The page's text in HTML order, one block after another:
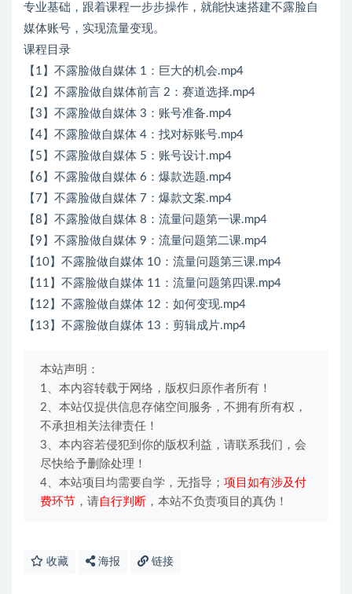
专业基础，跟着课程一步步操作，就能快速搭建不露脸自
媒体账号，实现流量变现。
课程目录
【1】不露脸做自媒体 1：巨大的机会.mp4
【2】不露脸做自媒体前言 2：赛道选择.mp4
【3】不露脸做自媒体 3：账号准备.mp4
【4】不露脸做自媒体 4：找对标账号.mp4
【5】不露脸做自媒体 5：账号设计.mp4
【6】不露脸做自媒体 6：爆款选题.mp4
【7】不露脸做自媒体 7：爆款文案.mp4
【8】不露脸做自媒体 8：流量问题第一课.mp4
【9】不露脸做自媒体 9：流量问题第二课.mp4
【10】不露脸做自媒体 10：流量问题第三课.mp4
【11】不露脸做自媒体 11：流量问题第四课.mp4
【12】不露脸做自媒体 12：如何变现.mp4
【13】不露脸做自媒体 13：剪辑成片.mp4
本站声明：
1、本内容转载于网络，版权归原作者所有！
2、本站仅提供信息存储空间服务，不拥有所有权，
不承担相关法律责任！
3、本内容若侵犯到你的版权利益，请联系我们，会
尽快给予删除处理！
4、本站项目均需要自学，无指导； 项目如有涉及付
费环节 ，请自行判断 ，本站不负责项目的真伪！
收藏 海报 链接